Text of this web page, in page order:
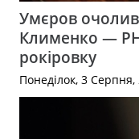
Умєров
Клименко —
рокіровку
Понеділок, 3 Серпня,